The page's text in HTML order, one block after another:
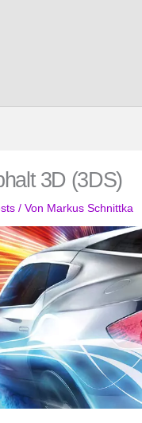
3D (3DS)
/ Von Markus Schnittka